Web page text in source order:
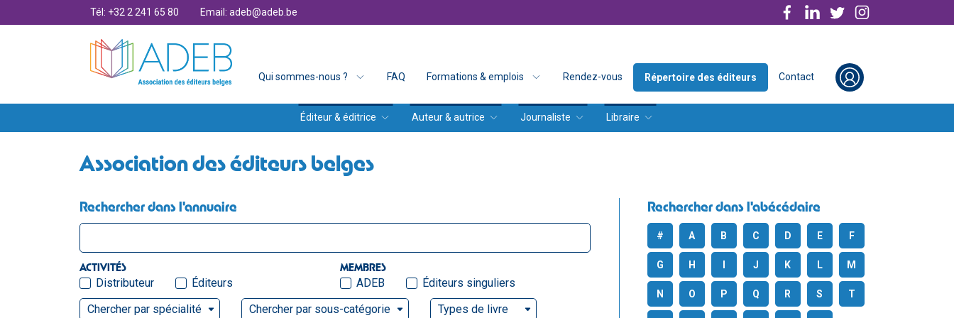
Tél: +32 2 241 65 80 Email: adeb@adeb.be
Qui sommes-nous ? FAQ Formations & emplois Rendez-vous Répertoire des éditeurs Contact
Éditeur & éditrice Auteur & autrice Journaliste Libraire
Association des éditeurs belges
Rechercher dans l'abécédaire
# A B C D E F
G H J K L M
N O P Q R S T
Rechercher dans l'annuaire
ACTIVITÉS
Distributeur Éditeurs
MEMBRES
ADEB
Éditeurs singuliers
Chercher par spécialité
Chercher par sous-catégorie Types de livre